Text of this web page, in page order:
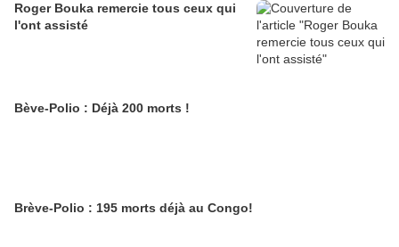
Roger Bouka remercie tous ceux qui
l'ont assisté
Bève-Polio : Déjà 200 morts !
Brève-Polio : 195 morts déjà au Congo!